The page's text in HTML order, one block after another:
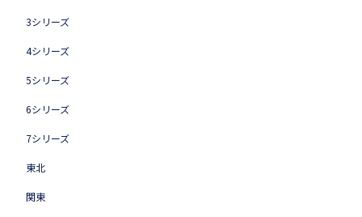
3シリーズ
4シリーズ
5シリーズ
6シリーズ
7シリーズ
東北
関東